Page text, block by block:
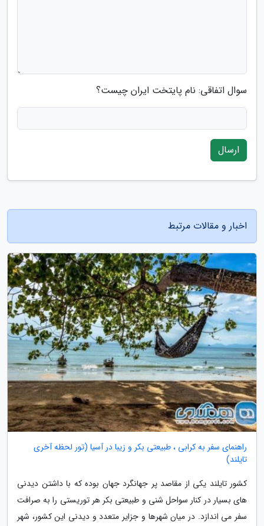
سوال اتفاقی: نام پایتخت ایران چیست؟
ارسال
اخبار و مقالات مرتبط
راهنمای سفر به کرابی ، طبیعتی بکر و زیبا در آسیا (تور لحظه آخری
تایلند)
کشور تایلند یکی از مقاصد پر جهانگرد جهان بوده که با داشتن دیدنی
های بسیار در کنار سواحل شنی و طبیعتی بکر هر توریستی را به صرافت
سفر می اندازد. در میان شهرها و جزایر متعدد و دیدنی این کشور، شهر